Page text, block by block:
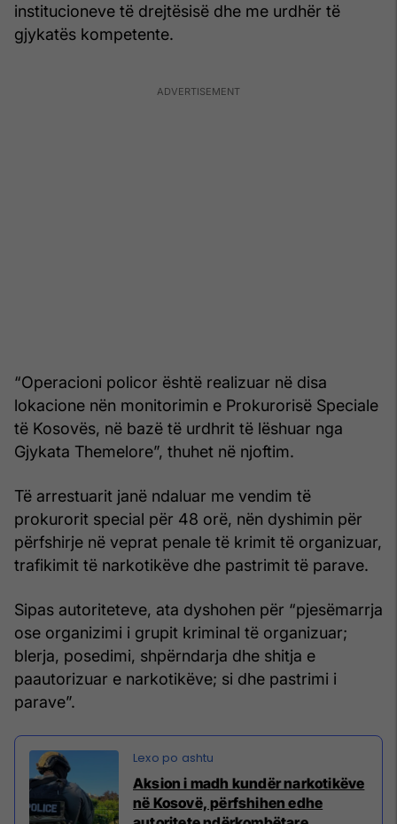
institucioneve të drejtësisë dhe me urdhër të
gjykatës kompetente.
“Operacioni policor është realizuar në disa
lokacione nën monitorimin e Prokurorisë Speciale
të Kosovës, në bazë të urdhrit të lëshuar nga
Gjykata Themelore”, thuhet në njoftim.
Të arrestuarit janë ndaluar me vendim të
prokurorit special për 48 orë, nën dyshimin për
përfshirje në veprat penale të krimit të organizuar,
trafikimit të narkotikëve dhe pastrimit të parave.
Sipas autoriteteve, ata dyshohen për “pjesëmarrja
ose organizimi i grupit kriminal të organizuar;
blerja, posedimi, shpërndarja dhe shitja e
paautorizuar e narkotikëve; si dhe pastrimi i
parave”.
Aksion i madh kundër narkotikëve
në Kosovë, përfshihen edhe